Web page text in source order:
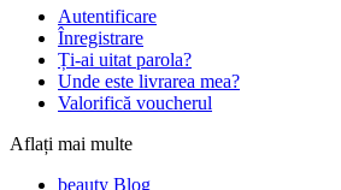
Autentificare
Înregistrare
Ți-ai uitat parola?
Unde este livrarea mea?
Valorifică voucherul
Aflați mai multe
beauty Blog